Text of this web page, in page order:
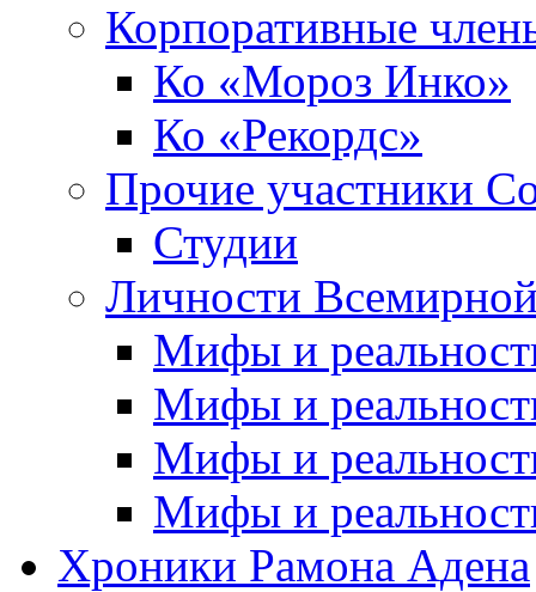
Корпоративные
Ко «Мороз Инко»
Ко «Рекордс»
Прочие участники
Студии
Личности
Мифы и
Мифы и
Мифы и
Мифы и
Хроники Рамона Адена